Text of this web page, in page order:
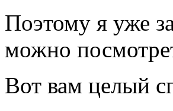
Поэтому я уже
можно
Вот вам целый